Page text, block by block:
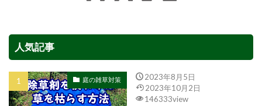
人気記事
庭の雑草対策
2023年8月5日
2023年10月2日
146333view